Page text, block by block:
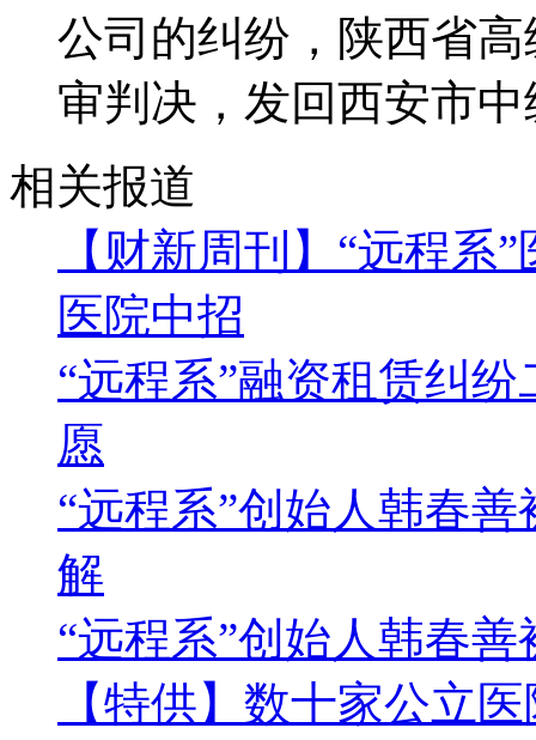
公司的纠纷，陕西省
审判决，发回西安市
相关报道
【财新周刊】“远程系
医院中招
“远程系”融资租赁纠
愿
“远程系”创始人韩春
解
“远程系”创始人韩春
【特供】数十家公立